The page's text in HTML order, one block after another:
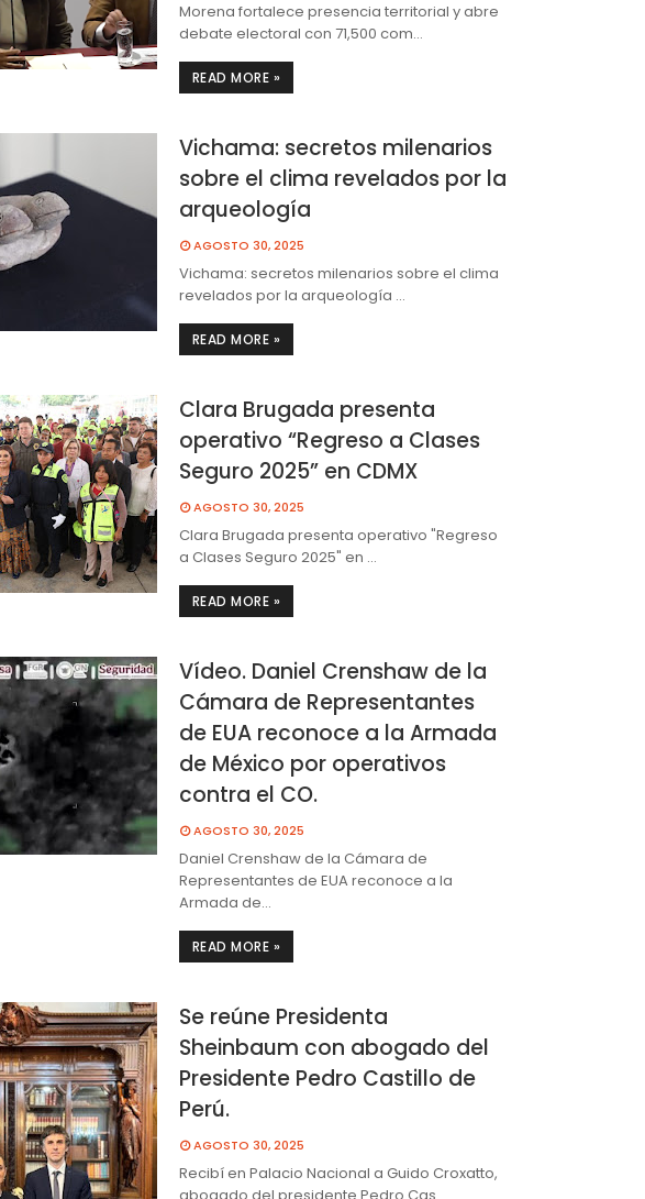
Morena fortalece presencia territorial y abre
debate electoral con 71,500 com…
READ MORE »
Vichama: secretos milenarios
sobre el clima revelados por la
arqueología
AGOSTO 30, 2025
Vichama: secretos milenarios sobre el clima
revelados por la arqueología …
READ MORE »
Clara Brugada presenta
operativo “Regreso a Clases
Seguro 2025” en CDMX
AGOSTO 30, 2025
Clara Brugada presenta operativo "Regreso
a Clases Seguro 2025" en …
READ MORE »
Vídeo. Daniel Crenshaw de la
Cámara de Representantes
de EUA reconoce a la Armada
de México por operativos
contra el CO.
AGOSTO 30, 2025
Daniel Crenshaw de la Cámara de
Representantes de EUA reconoce a la
Armada de…
READ MORE »
Se reúne Presidenta
Sheinbaum con abogado del
Presidente Pedro Castillo de
Perú.
AGOSTO 30, 2025
Recibí en Palacio Nacional a Guido Croxatto,